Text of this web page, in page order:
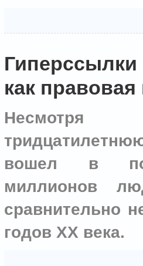
Гиперссылки
как
вошел в
миллионов
сравнительно
годов XX века.